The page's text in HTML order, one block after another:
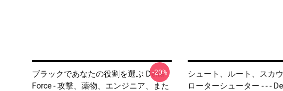
ブラックであなたの役割を選ぶ Delta
Force - 攻撃、薬物、エンジニア、また
-20%
シュート、ルート、スカ
ローターシューター - - -